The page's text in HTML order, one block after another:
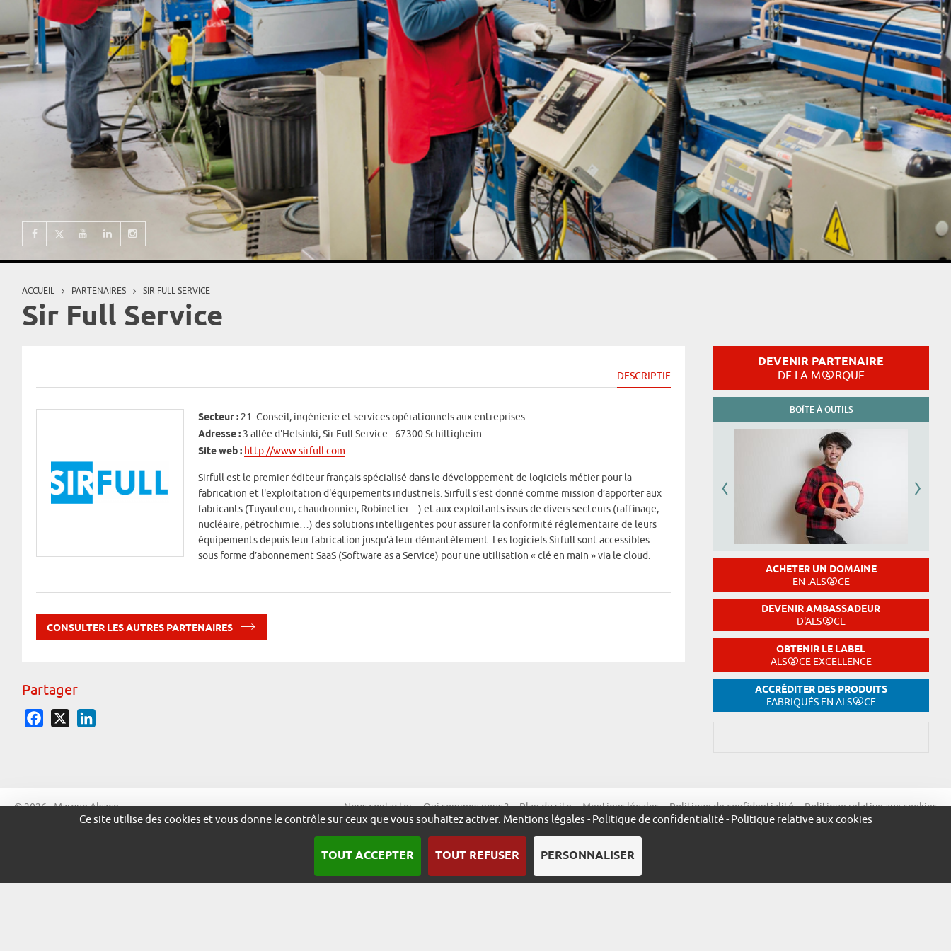
Vous êtes ici
ACCUEIL PARTENAIRES SIR FULL SERVICE
Sir Full Service
DESCRIPTIF
Secteur : 21. Conseil, ingénierie et services opérationnels aux entreprises
Adresse : 3 allée d'Helsinki, Sir Full Service - 67300 Schiltigheim
Site web : http://www.sirfull.com
Sirfull est le premier éditeur français spécialisé dans le développement de logiciels métier pour la
fabrication et l'exploitation d'équipements industriels. Sirfull s’est donné comme mission d’apporter aux
fabricants (Tuyauteur, chaudronnier, Robinetier…) et aux exploitants issus de divers secteurs (raffinage,
nucléaire, pétrochimie…) des solutions intelligentes pour assurer la conformité réglementaire de leurs
équipements depuis leur fabrication jusqu’à leur démantèlement. Les logiciels Sirfull sont accessibles
sous forme d’abonnement SaaS (Software as a Service) pour une utilisation « clé en main » via le cloud.
CONSULTER LES AUTRES PARTENAIRES
Partager
Facebook
DEVENIR PARTENAIRE
DE LA M RQUE
BOÎTE À OUTILS
ACHETER UN DOMAINE
EN .ALS CE
DEVENIR AMBASSADEUR
D'ALS CE
OBTENIR LE LABEL
ALS CE EXCELLENCE
ACCRÉDITER DES PRODUITS
FABRIQUÉS EN ALS CE
© 2026 - Marque Alsace Nous contacter Qui sommes-nous ? Plan du site Mentions légales Politique de confidentialité Politique relative aux cookies
Ce site utilise des cookies et vous donne le contrôle sur ceux que vous souhaitez activer. Mentions légales - Politique de confidentialité- Politique relative aux cookies
TOUT ACCEPTER TOUT REFUSER PERSONNALISER